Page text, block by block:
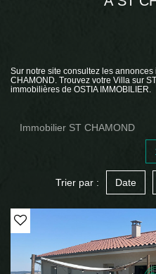
Sur notre site consultez les
CHAMOND. Trouvez votre Villa sur
immobilières de OSTIA IMMOBILIER.
Immobilier ST CHAMOND
Trier par : Date